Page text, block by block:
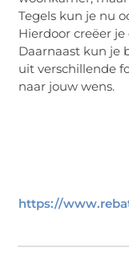
Tegels kun je nu
Hierdoor creëer
Daarnaast kun je
uit verschillende
naar jouw wens.
https://